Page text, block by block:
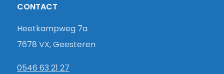
CONTACT
Heetkampweg 7a
7678 VX, Geesteren
0546 63 21 27